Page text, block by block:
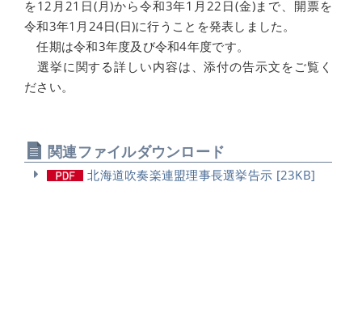
を12月21日(月)から令和3年1月22日(金)まで、開票を
令和3年1月24日(日)に行うことを発表しました。
任期は令和3年度及び令和4年度です。
選挙に関する詳しい内容は、添付の告示文をご覧く
ださい。
関連ファイルダウンロード
北海道吹奏楽連盟理事長選挙告示 [23KB]